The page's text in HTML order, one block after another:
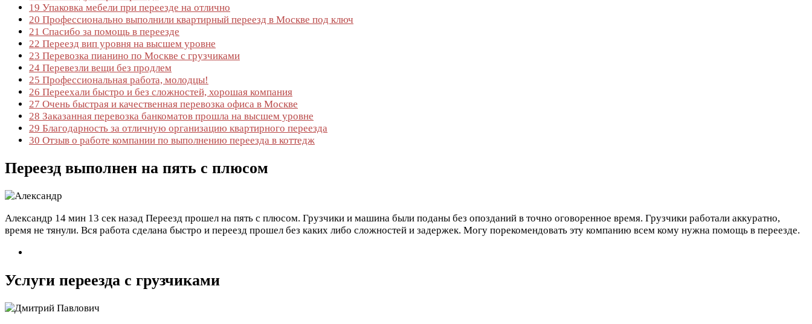
19 Упаковка мебели при переезде на отлично
20 Профессионально выполнили квартирный переезд в Москве под ключ
21 Спасибо за помощь в переезде
22 Переезд вип уровня на высшем уровне
23 Перевозка пианино по Москве с грузчиками
24 Перевезли вещи без продлем
25 Профессиональная работа, молодцы!
26 Переехали быстро и без сложностей, хорошая компания
27 Очень быстрая и качественная перевозка офиса в Москве
28 Заказанная перевозка банкоматов прошла на высшем уровне
29 Благодарность за отличную организацию квартирного переезда
30 Отзыв о работе компании по выполнению переезда в коттедж
Переезд выполнен на пять с плюсом
Александр 14 мин 13 сек назад Переезд прошел на пять с плюсом. Грузчики и машина были поданы без опозданий в точно оговоренное время. Грузчики работали аккуратно,
время не тянули. Вся работа сделана быстро и переезд прошел без каких либо сложностей и задержек. Могу порекомендовать эту компанию всем кому нужна помощь в переезде.
Услуги переезда с грузчиками